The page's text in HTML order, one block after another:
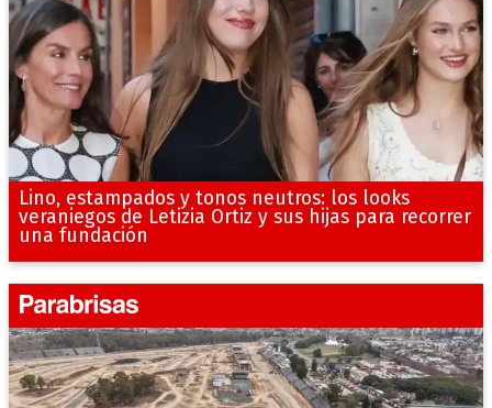
Lino, estampados y tonos neutros: los looks
veraniegos de Letizia Ortiz y sus hijas para recorrer
una fundación